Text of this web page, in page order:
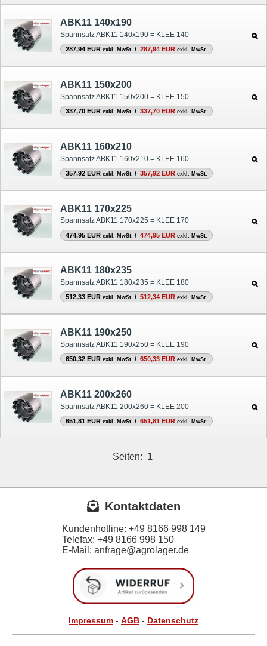
ABK11 140x190
Spannsatz ABK11 140x190 = KLEE 140
287,94 EUR exkl. MwSt. / 287,94 EUR exkl. MwSt.
ABK11 150x200
Spannsatz ABK11 150x200 = KLEE 150
337,70 EUR exkl. MwSt. / 337,70 EUR exkl. MwSt.
ABK11 160x210
Spannsatz ABK11 160x210 = KLEE 160
357,92 EUR exkl. MwSt. / 357,92 EUR exkl. MwSt.
ABK11 170x225
Spannsatz ABK11 170x225 = KLEE 170
474,95 EUR exkl. MwSt. / 474,95 EUR exkl. MwSt.
ABK11 180x235
Spannsatz ABK11 180x235 = KLEE 180
512,33 EUR exkl. MwSt. / 512,34 EUR exkl. MwSt.
ABK11 190x250
Spannsatz ABK11 190x250 = KLEE 190
650,32 EUR exkl. MwSt. / 650,33 EUR exkl. MwSt.
ABK11 200x260
Spannsatz ABK11 200x260 = KLEE 200
651,81 EUR exkl. MwSt. / 651,81 EUR exkl. MwSt.
Seiten: 1
Kontaktdaten
Kundenhotline: +49 8166 998 149
Telefax: +49 8166 998 150
E-Mail: anfrage@agrolager.de
Impressum - AGB - Datenschutz